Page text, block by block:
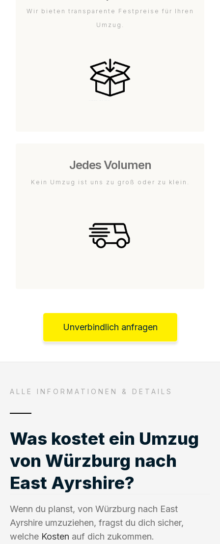
Wir bieten transparente Festpreise für Ihren
Umzug.
Jedes Volumen
Kein Umzug ist uns zu groß oder zu klein.
Unverbindlich anfragen
ALLE INFORMATIONEN & DETAILS
Was kostet ein Umzug
von Würzburg nach
East Ayrshire?
Wenn du planst, von Würzburg nach East
Ayrshire umzuziehen, fragst du dich sicher,
welche Kosten auf dich zukommen.